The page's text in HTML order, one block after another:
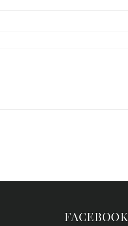
FACEBOOK